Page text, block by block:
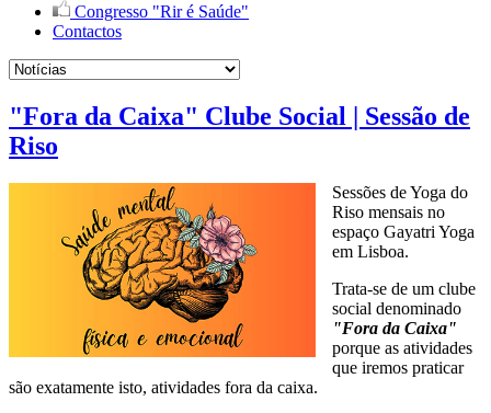
Congresso "Rir é Saúde"
Contactos
"Fora da Caixa" Clube Social | Sessão de
Riso
Sessões de Yoga do
Riso mensais no
espaço Gayatri Yoga
em Lisboa.
Trata-se de um clube
social denominado
"Fora da Caixa"
porque as atividades
que iremos praticar
são exatamente isto, atividades fora da caixa.